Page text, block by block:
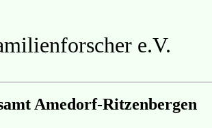
e.V.
Amedorf-Ritzenbergen